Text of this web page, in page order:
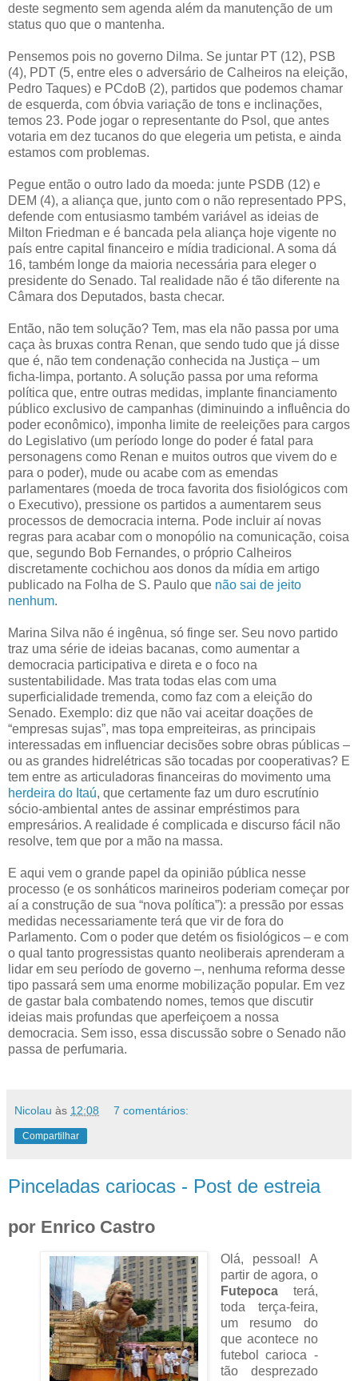
deste segmento sem agenda além da manutenção de um
status quo que o mantenha.
Pensemos pois no governo Dilma. Se juntar PT (12), PSB
(4), PDT (5, entre eles o adversário de Calheiros na eleição,
Pedro Taques) e PCdoB (2), partidos que podemos chamar
de esquerda, com óbvia variação de tons e inclinações,
temos 23. Pode jogar o representante do Psol, que antes
votaria em dez tucanos do que elegeria um petista, e ainda
estamos com problemas.
Pegue então o outro lado da moeda: junte PSDB (12) e
DEM (4), a aliança que, junto com o não representado PPS,
defende com entusiasmo também variável as ideias de
Milton Friedman e é bancada pela aliança hoje vigente no
país entre capital financeiro e mídia tradicional. A soma dá
16, também longe da maioria necessária para eleger o
presidente do Senado. Tal realidade não é tão diferente na
Câmara dos Deputados, basta checar.
Então, não tem solução? Tem, mas ela não passa por uma
caça às bruxas contra Renan, que sendo tudo que já disse
que é, não tem condenação conhecida na Justiça – um
ficha-limpa, portanto. A solução passa por uma reforma
política que, entre outras medidas, implante financiamento
público exclusivo de campanhas (diminuindo a influência do
poder econômico), imponha limite de reeleições para cargos
do Legislativo (um período longe do poder é fatal para
personagens como Renan e muitos outros que vivem do e
para o poder), mude ou acabe com as emendas
parlamentares (moeda de troca favorita dos fisiológicos com
o Executivo), pressione os partidos a aumentarem seus
processos de democracia interna. Pode incluir aí novas
regras para acabar com o monopólio na comunicação, coisa
que, segundo Bob Fernandes, o próprio Calheiros
discretamente cochichou aos donos da mídia em artigo
publicado na Folha de S. Paulo que não sai de jeito
nenhum.
Marina Silva não é ingênua, só finge ser. Seu novo partido
traz uma série de ideias bacanas, como aumentar a
democracia participativa e direta e o foco na
sustentabilidade. Mas trata todas elas com uma
superficialidade tremenda, como faz com a eleição do
Senado. Exemplo: diz que não vai aceitar doações de
“empresas sujas”, mas topa empreiteiras, as principais
interessadas em influenciar decisões sobre obras públicas –
ou as grandes hidrelétricas são tocadas por cooperativas? E
tem entre as articuladoras financeiras do movimento uma
herdeira do Itaú, que certamente faz um duro escrutínio
sócio-ambiental antes de assinar empréstimos para
empresários. A realidade é complicada e discurso fácil não
resolve, tem que por a mão na massa.
E aqui vem o grande papel da opinião pública nesse
processo (e os sonháticos marineiros poderiam começar por
aí a construção de sua “nova política”): a pressão por essas
medidas necessariamente terá que vir de fora do
Parlamento. Com o poder que detém os fisiológicos – e com
o qual tanto progressistas quanto neoliberais aprenderam a
lidar em seu período de governo –, nenhuma reforma desse
tipo passará sem uma enorme mobilização popular. Em vez
de gastar bala combatendo nomes, temos que discutir
ideias mais profundas que aperfeiçoem a nossa
democracia. Sem isso, essa discussão sobre o Senado não
passa de perfumaria.
Nicolau às 12:08 7 comentários:
Compartilhar
Pinceladas cariocas - Post de estreia
por Enrico Castro
Olá, pessoal! A
partir de agora, o
Futepocaterá,
toda terça-feira,
um resumo do
que acontece no
futebol carioca -
tão desprezado